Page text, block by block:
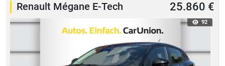
Renault Mégane E-Tech 25.860 €
92